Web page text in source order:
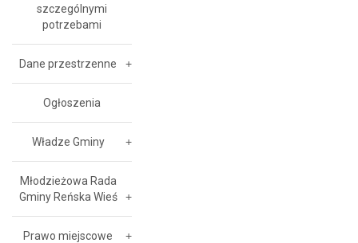
szczególnymi
potrzebami
Dane przestrzenne
Ogłoszenia
Władze Gminy
Młodzieżowa Rada
Gminy Reńska Wieś
Prawo miejscowe